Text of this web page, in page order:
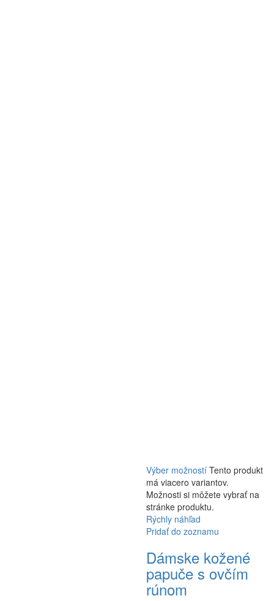
Výber možností Tento produkt
má viacero variantov.
Možnosti si môžete vybrať na
stránke produktu.
Rýchly náhľad
Pridať do zoznamu
Dámske kožené
papuče s ovčím
rúnom